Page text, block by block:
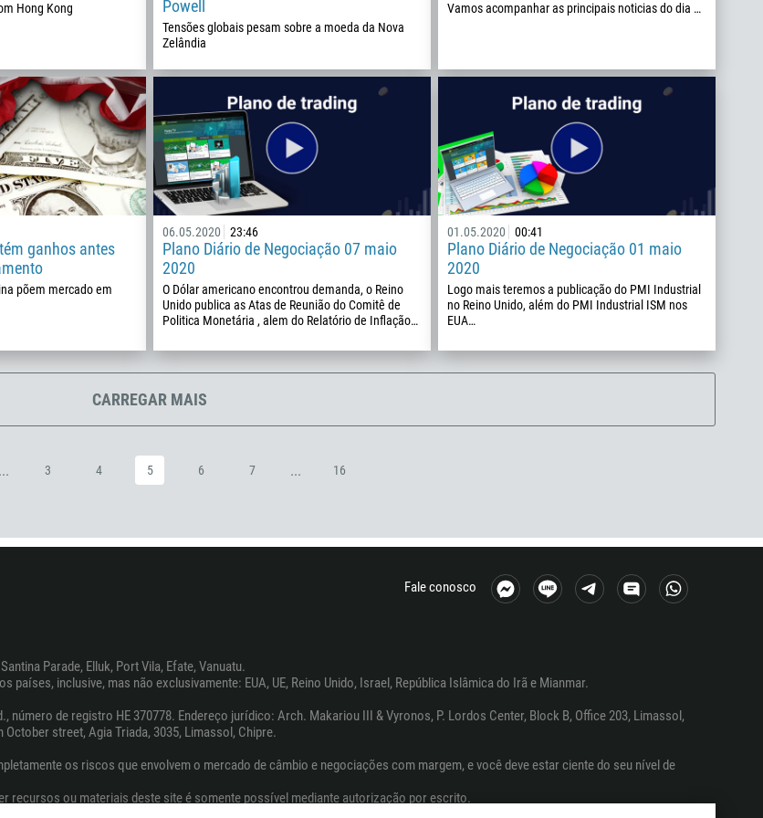
Hong Kong
Powell
Tensões globais pesam sobre a moeda da Nova
Zelândia
Vamos acompanhar as principais noticias do dia …
ganhos antes
põem mercado em
06.05.2020 23:46
Plano Diário de Negociação 07 maio
2020
O Dólar americano encontrou demanda, o Reino
Unido publica as Atas de Reunião do Comitê de
Politica Monetária , alem do Relatório de Inflação…
01.05.2020 00:41
Plano Diário de Negociação 01 maio
2020
Logo mais teremos a publicação do PMI Industrial
no Reino Unido, além do PMI Industrial ISM nos
EUA…
CARREGAR MAIS
... 3 4 5 6 7 ... 16
Fale conosco
Parade, Elluk, Port Vila, Efate, Vanuatu.
inclusive, mas não exclusivamente: EUA, UE, Reino Unido, Israel, República Islâmica do Irã e Mianmar.
de registro HE 370778. Endereço jurídico: Arch. Makariou III & Vyronos, P. Lordos Center, Block B, Office 203, Limassol,
street, Agia Triada, 3035, Limassol, Chipre.
os riscos que envolvem o mercado de câmbio e negociações com margem, e você deve estar ciente do seu nível de
recursos ou materiais deste site é somente possível mediante autorização por escrito.
213
376
244
1264
672
1268
54
297
61
1242
880
501
387
55
246
Insira seu comentário, se necessário
ME LIGUE DE VOLTA